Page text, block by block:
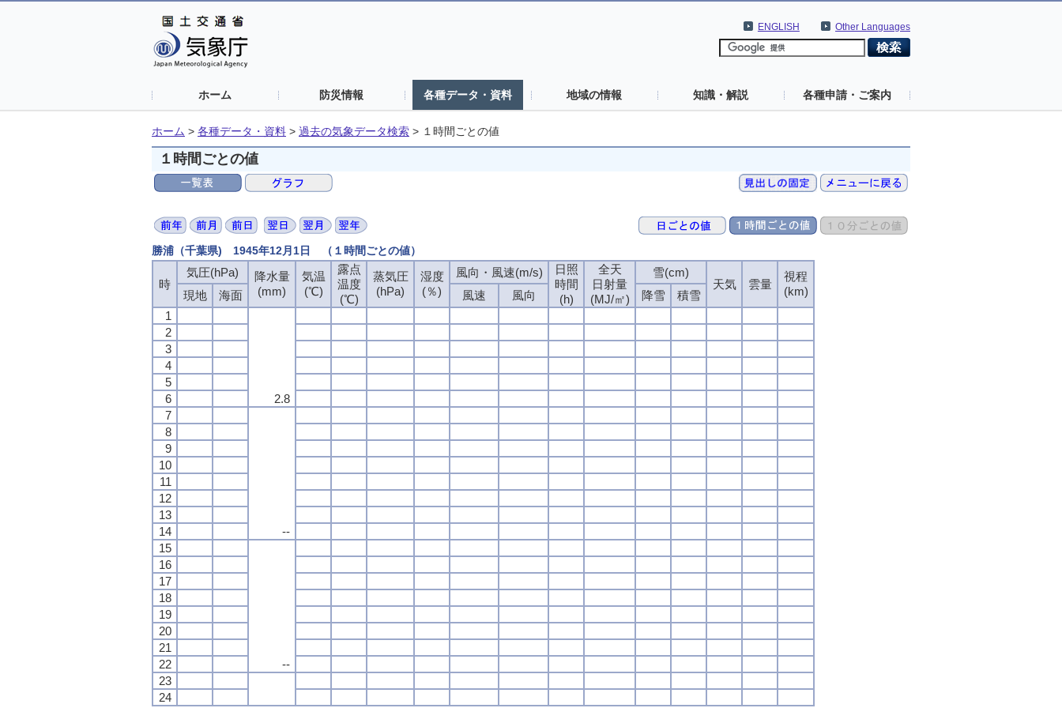
Other Languages
ENGLISH
ホーム 防災情報 各種データ・資料 地域の情報 知識・解説 各種申請・ご案内
ホーム > 各種データ・資料 > 過去の気象データ検索 > １時間ごとの値
１時間ごとの値
勝浦（千葉県) 1945年12月1日 （１時間ごとの値）
時
気圧(hPa)
降水量
(mm)
気温
(℃)
露点
温度
(℃)
蒸気圧
(hPa)
湿度
(％)
風向・風速(m/s)
日照
時間
(h)
全天
日射量
(MJ/㎡)
雪(cm)
天気
雲量
視程
(km)
現地 海面 風速 風向 降雪
積雪
1
2.8
2
3
4
5
6
7
--
8
9
10
11
12
13
14
15
--
16
17
18
19
20
21
22
23
24